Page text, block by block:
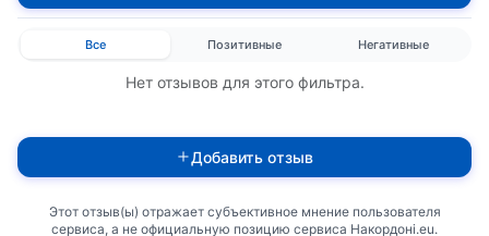
Все Позитивные Негативные
Нет отзывов для этого фильтра.
Добавить отзыв
Этот отзыв(ы) отражает субъективное мнение пользователя
сервиса, а не официальную позицию сервиса Накордоні.eu.